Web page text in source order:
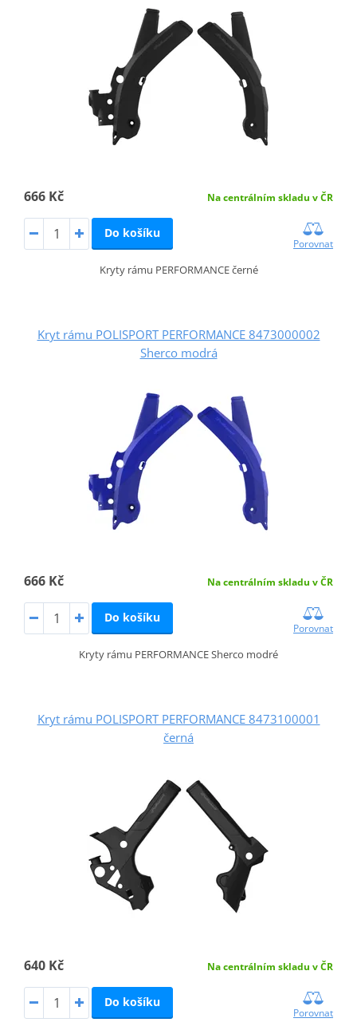
666 Kč Na centrálním skladu v ČR
Do košíku
Porovnat
Kryty rámu PERFORMANCE černé
Kryt rámu POLISPORT PERFORMANCE 8473000002
Sherco modrá
666 Kč Na centrálním skladu v ČR
Do košíku
Porovnat
Kryty rámu PERFORMANCE Sherco modré
Kryt rámu POLISPORT PERFORMANCE 8473100001
černá
640 Kč Na centrálním skladu v ČR
Do košíku
Porovnat